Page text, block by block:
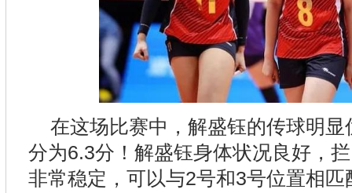
在这场比赛中，解盛钰的传球明
分为6.3分！解盛钰身体状况良好，
非常稳定，可以与2号和3号位置相